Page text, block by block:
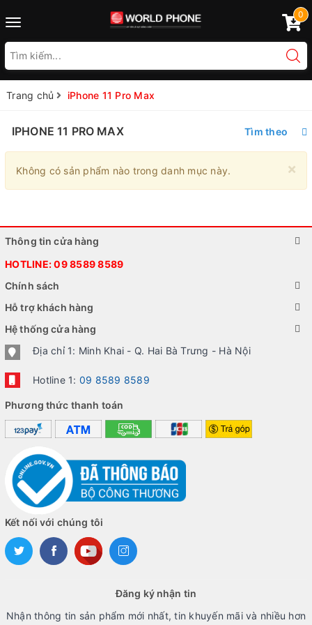
Toggle
0
Trang chủ iPhone 11 Pro Max
IPHONE 11 PRO MAX Tìm theo
×
Không có sản phẩm nào trong danh mục này.
Thông tin cửa hàng
HOTLINE:09 8589 8589
Chính sách
Hỗ trợ khách hàng
Hệ thống cửa hàng
Địa chỉ 1: Minh Khai - Q. Hai Bà Trưng - Hà Nội
Hotline 1: 09 8589 8589
Phương thức thanh toán
Kết nối với chúng tôi
Đăng ký nhận tin
Nhận thông tin sản phẩm mới nhất, tin khuyến mãi và nhiều hơn